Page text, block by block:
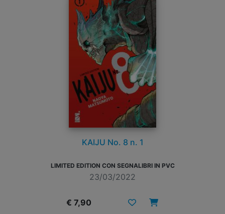
KAIJU No. 8 n. 1
LIMITED EDITION CON SEGNALIBRI IN PVC
23/03/2022
€ 7,90